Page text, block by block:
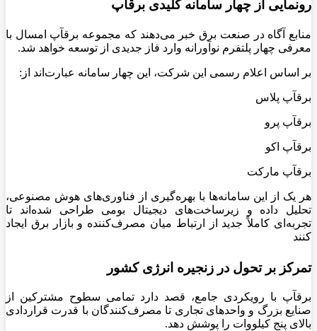
رونمایی از چهار سامانه کلیدی برقآپ
منابع آگاه در صنعت برق خبر می‌دهند که مجموعه برقآپ امسال با
معرفی چهار پلتفرم نوآورانه وارد فاز جدیدی از توسعه خواهد شد.
بر اساس اعلام رسمی این شرکت، این چهار سامانه عبارت‌اند از:
برقآپ پلاس
برقآپ پرو
برقآپ اکو
برقآپ مارکت
هر یک از این سامانه‌ها با بهره‌گیری از فناوری‌های هوش مصنوعی،
تحلیل داده و زیرساخت‌های دیجیتال بومی طراحی شده‌اند تا
تجربه‌ای کاملاً جدید از ارتباط میان مصرف‌کننده و بازار برق ایجاد
کنند
تمرکز بر تحول در زنجیره انرژی کشور
برقآپ با رویکردی جامع، قصد دارد تمامی سطوح مشترکین از
صنایع بزرگ و واحدهای تجاری تا مصرف‌کنندگان با قدرت قراردادی
بالای پنج کیلووات را پوشش دهد.